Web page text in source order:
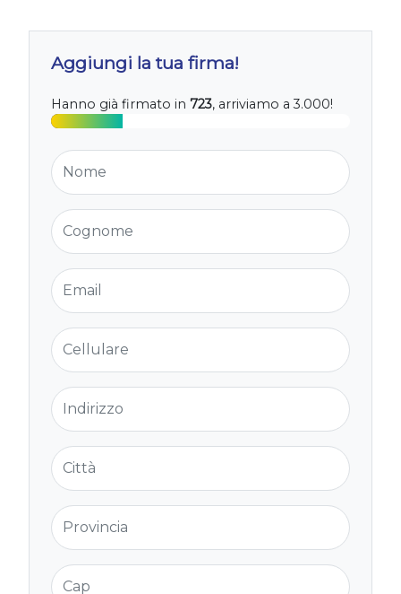
Aggiungi la tua firma!
Hanno già firmato in 723, arriviamo a 3.000!
Nome
Cognome
Email
Cellulare
Indirizzo
Città
Provincia
Cap